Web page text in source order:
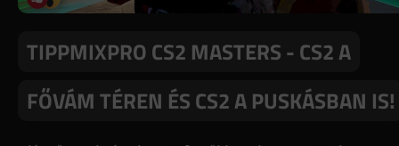
TIPPMIXPRO CS2 MASTERS - CS2 A
FŐVÁM TÉREN ÉS CS2 A PUSKÁSBAN IS!